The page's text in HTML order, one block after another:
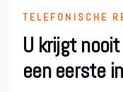
TELEFONISCHE
U krijgt
een eerste